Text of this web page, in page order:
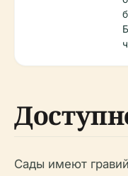
Сады имеют